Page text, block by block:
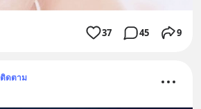
37 45 9
ติดตาม